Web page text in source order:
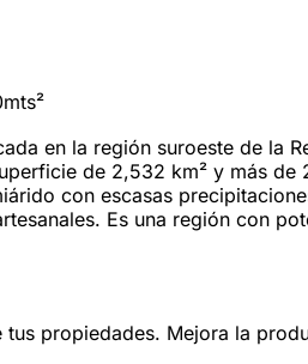
mts²
en la región suroeste de la
de 2,532 km² y más
con escasas
Es una región con
tus propiedades. Mejora la